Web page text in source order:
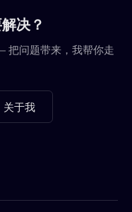
决？
问题带来，我帮你走
关于我